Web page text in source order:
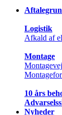
Logistik
Afkald af
Montage
10 års
Nyheder